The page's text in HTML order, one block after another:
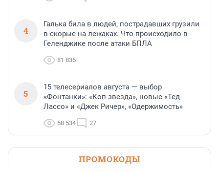
4
Галька била в людей, пострадавших грузили
в скорые на лежаках. Что происходило в
Геленджике после атаки БПЛА
81 835
5
15 телесериалов августа — выбор
«Фонтанки»: «Коп-звезда», новые «Тед
Лассо» и «Джек Ричер», «Одержимость»
58 534 27
ПРОМОКОДЫ